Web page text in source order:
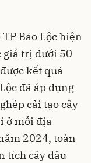
Bảo Lộc hiện
giá trị dưới 50
kết quả
đã áp dụng
cải tạo cây
ở mỗi địa
2024, toàn
tích cây dâu